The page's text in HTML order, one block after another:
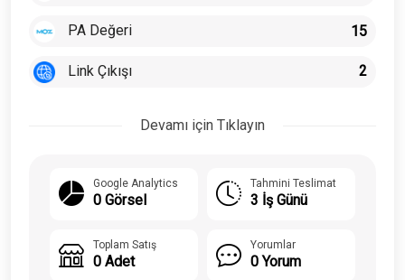
PA Değeri 15
Link Çıkışı 2
Devamı için Tıklayın
Google Analytics
0 Görsel
Tahmini Teslimat
3 İş Günü
Toplam Satış
0 Adet
Yorumlar
0 Yorum